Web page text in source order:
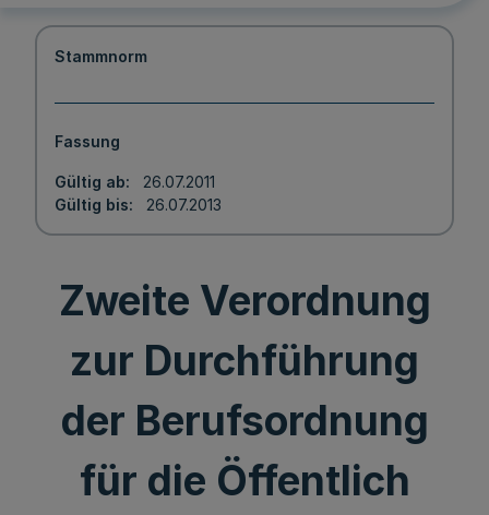
Stammnorm
Fassung
Gültig ab
26.07.2011
Gültig bis
26.07.2013
Zweite Verordnung
zur Durchführung
der Berufsordnung
für die Öffentlich